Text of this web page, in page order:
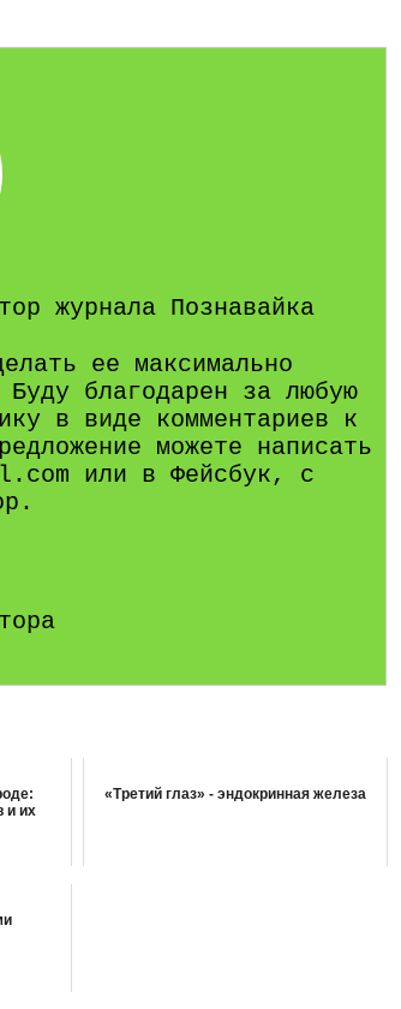
журнала Познавайка
ее максимально
благодарен за любую
в виде комментариев к
можете написать
или в Фейсбук, с
и их
«Третий глаз» - эндокринная железа